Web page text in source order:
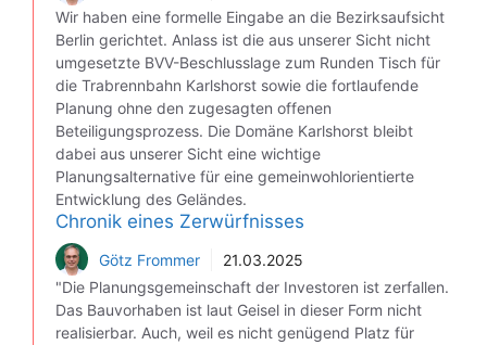
Wir haben eine formelle Eingabe an die Bezirksaufsicht
Berlin gerichtet. Anlass ist die aus unserer Sicht nicht
umgesetzte BVV-Beschlusslage zum Runden Tisch für
die Trabrennbahn Karlshorst sowie die fortlaufende
Planung ohne den zugesagten offenen
Beteiligungsprozess. Die Domäne Karlshorst bleibt
dabei aus unserer Sicht eine wichtige
Planungsalternative für eine gemeinwohlorientierte
Entwicklung des Geländes.
Chronik eines Zerwürfnisses
Götz Frommer
21.03.2025
"Die Planungsgemeinschaft der Investoren ist zerfallen.
Das Bauvorhaben ist laut Geisel in dieser Form nicht
realisierbar. Auch, weil es nicht genügend Platz für